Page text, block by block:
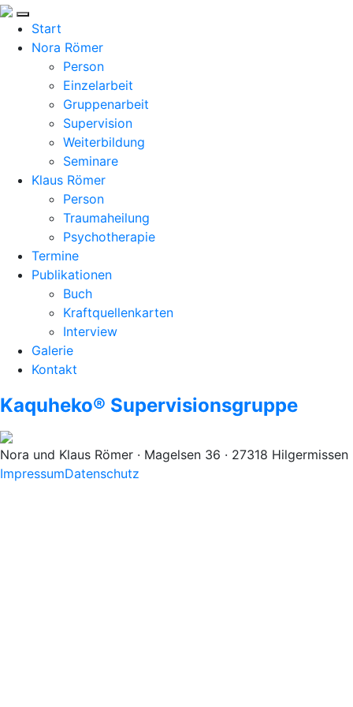
Start
Nora Römer
Person
Einzelarbeit
Gruppenarbeit
Supervision
Weiterbildung
Seminare
Klaus Römer
Person
Traumaheilung
Psychotherapie
Termine
Publikationen
Buch
Kraftquellenkarten
Interview
Galerie
Kontakt
Kaquheko® Supervisionsgruppe
Nora und Klaus Römer · Magelsen 36 · 27318 Hilgermissen
ImpressumDatenschutz